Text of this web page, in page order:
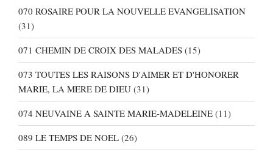
070 ROSAIRE POUR LA NOUVELLE EVANGELISATION
(31)
071 CHEMIN DE CROIX DES MALADES (15)
073 TOUTES LES RAISONS D'AIMER ET D'HONORER
MARIE, LA MERE DE DIEU (31)
074 NEUVAINE A SAINTE MARIE-MADELEINE (11)
089 LE TEMPS DE NOEL (26)